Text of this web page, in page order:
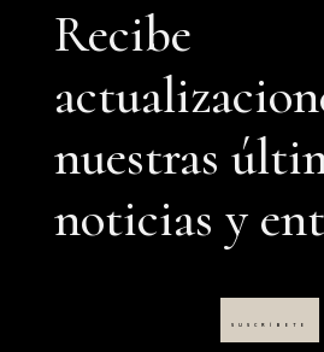
Recibe
nuestras
noticias y
SUSCRÍBETE